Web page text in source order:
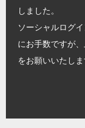
しました。
ソーシャルログ
にお手数ですが
をお願いいたしま